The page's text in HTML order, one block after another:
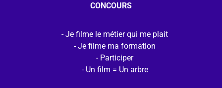
CONCOURS
Je filme le métier qui me plait
Je filme ma formation
Participer
Un film = Un arbre